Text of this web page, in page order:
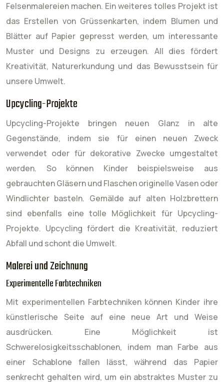
Felsenmalereien machen. Ein weiteres tolles Projekt ist
das Erstellen von Grüssenkarten, indem Blumen und
Blätter auf Papier gepresst werden, um interessante
Muster und Designs zu erzeugen. All dies fördert
Kreativität, Naturerkundung und das Bewusstsein für
unsere Umwelt.
Upcycling-Projekte
Upcycling-Projekte bringen neuen Glanz in alte
Gegenstände, indem sie für einen neuen Zweck
verwendet oder für dekorative Zwecke umgestaltet
werden. So können Kinder beispielsweise aus
gebrauchten Gläsern und Flaschen originelle Vasen oder
Windlichter basteln. Gemälde auf alten Holzbrettern
sind ebenfalls eine tolle Möglichkeit für Upcycling-
Projekte. Upcycling fördert die Kreativität, reduziert
Abfall und schont die Umwelt.
Malerei und Zeichnung
Experimentelle Farbtechniken
Mit experimentellen Farbtechniken können Kinder ihre
künstlerische Seite auf eine neue Art und Weise
ausdrücken. Eine Möglichkeit ist
Schwerelosigkeitsschablonen, indem man Farbe aus
einer Schablone fallen lässt, während das Papier
senkrecht gehalten wird, um ein abstraktes Muster zu